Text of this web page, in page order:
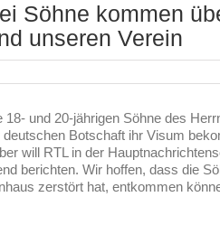
Söhne kommen
unseren Verein
und 20-jährigen Söhne des
Botschaft ihr Visum
will RTL in der
berichten. Wir hoffen, dass die
zerstört hat, entkommen